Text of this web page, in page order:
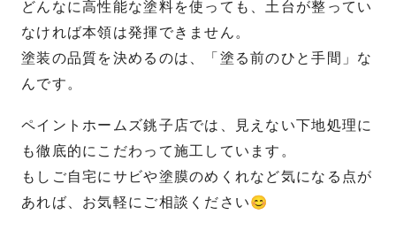
どんなに高性能な塗料を使っても、土台が整ってい
なければ本領は発揮できません。
塗装の品質を決めるのは、「塗る前のひと手間」な
んです。
ペイントホームズ銚子店では、見えない下地処理に
も徹底的にこだわって施工しています。
もしご自宅にサビや塗膜のめくれなど気になる点が
あれば、お気軽にご相談ください😊